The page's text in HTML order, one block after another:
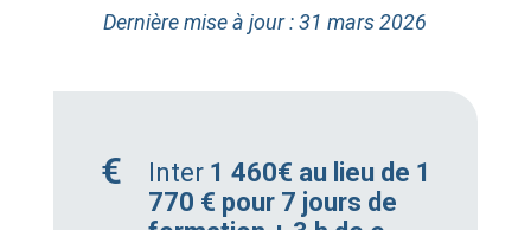
Dernière mise à jour : 31 mars 2026
Inter 1 460€ au lieu de 1
770 € pour 7 jours de